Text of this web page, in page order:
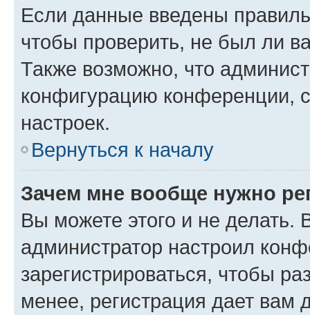
Если данные введены
чтобы проверить, не был ли
Также возможно, что
конфигурацию конференции,
настроек.
Вернуться к началу
Зачем мне вообще нужно
Вы можете этого и не делать.
администратор настроил
зарегистрироваться, чтобы
менее, регистрация дает вам